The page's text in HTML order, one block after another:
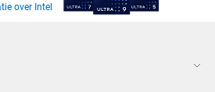
over Intel